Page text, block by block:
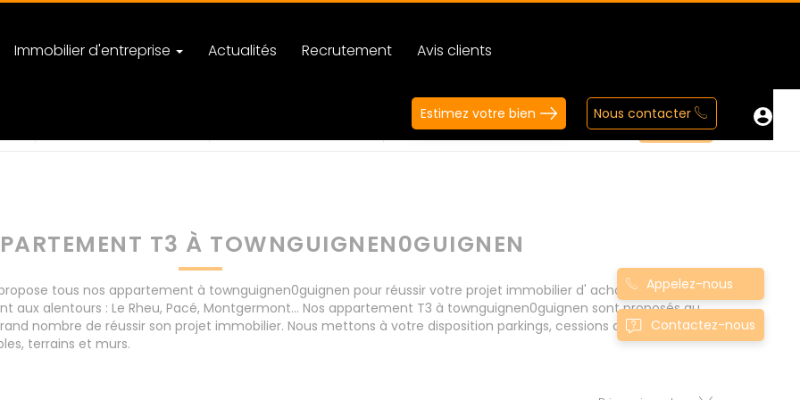
Immobilier d'entreprise Actualités Recrutement Avis clients
Estimez votre bien Nous contacter
T3 À TOWNGUIGNEN0GUIGNEN
tous nos appartement à townguignen0guignen pour réussir votre projet immobilier d' achat. Consultez
aux alentours : Le Rheu, Pacé, Montgermont... Nos appartement T3 à townguignen0guignen sont proposés au
nombre de réussir son projet immobilier. Nous mettons à votre disposition parkings, cessions de baux, fonds
terrains et murs.
Appelez-nous
Contactez-nous